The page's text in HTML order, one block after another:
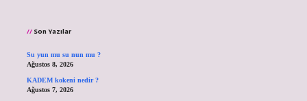
Son Yazılar
Su yun mu su nun mu ?
Ağustos 8, 2026
KADEM kokeni nedir ?
Ağustos 7, 2026